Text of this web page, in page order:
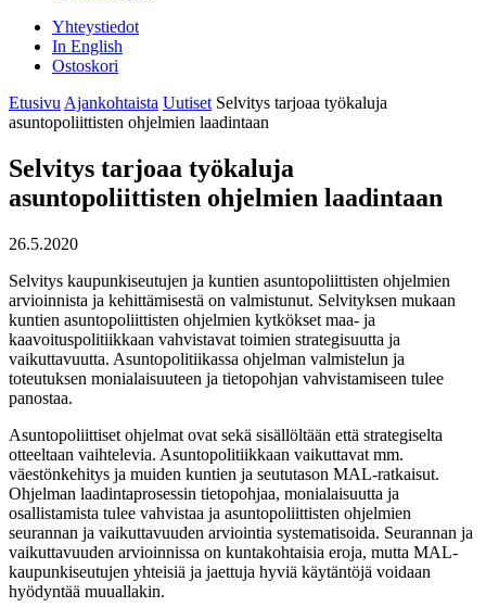
Yhteystiedot
In English
Ostoskori
Etusivu Ajankohtaista Uutiset Selvitys tarjoaa työkaluja
asuntopoliittisten ohjelmien laadintaan
Selvitys tarjoaa työkaluja
asuntopoliittisten ohjelmien laadintaan
26.5.2020
Selvitys kaupunkiseutujen ja kuntien asuntopoliittisten ohjelmien
arvioinnista ja kehittämisestä on valmistunut. Selvityksen mukaan
kuntien asuntopoliittisten ohjelmien kytkökset maa- ja
kaavoituspolitiikkaan vahvistavat toimien strategisuutta ja
vaikuttavuutta. Asuntopolitiikassa ohjelman valmistelun ja
toteutuksen monialaisuuteen ja tietopohjan vahvistamiseen tulee
panostaa.
Asuntopoliittiset ohjelmat ovat sekä sisällöltään että strategiselta
otteeltaan vaihtelevia. Asuntopolitiikkaan vaikuttavat mm.
väestönkehitys ja muiden kuntien ja seututason MAL-ratkaisut.
Ohjelman laadintaprosessin tietopohjaa, monialaisuutta ja
osallistamista tulee vahvistaa ja asuntopoliittisten ohjelmien
seurannan ja vaikuttavuuden arviointia systematisoida. Seurannan ja
vaikuttavuuden arvioinnissa on kuntakohtaisia eroja, mutta MAL-
kaupunkiseutujen yhteisiä ja jaettuja hyviä käytäntöjä voidaan
hyödyntää muuallakin.